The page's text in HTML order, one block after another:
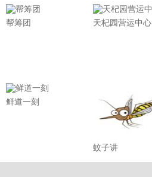
帮筹团 天杞园营运中心
鲜道一刻
蚊子讲